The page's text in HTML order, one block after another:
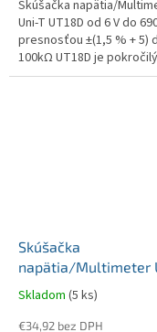
Skúšačka napätia/
Uni-T UT18D od 6 V do
presnosťou ±(1,5 % + 5)
100kΩ UT18D je pokročilý
merací nástroj určený
Skúšačka
napätia/Multimeter
UT18C Bzučiak a LED
indikátor MIE0195
Skladom (5 ks)
€34,92 bez DPH